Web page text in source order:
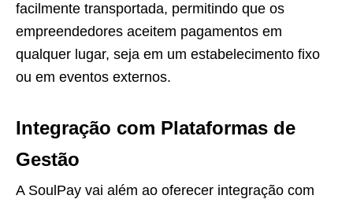
facilmente transportada, permitindo que os
empreendedores aceitem pagamentos em
qualquer lugar, seja em um estabelecimento fixo
ou em eventos externos.
Integração com Plataformas de
Gestão
A SoulPay vai além ao oferecer integração com